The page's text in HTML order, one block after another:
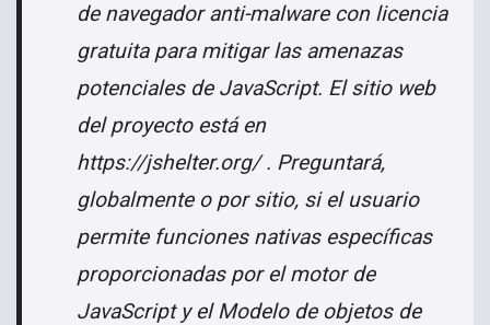
de navegador anti-malware con licencia
gratuita para mitigar las amenazas
potenciales de JavaScript. El sitio web
del proyecto está en
https://jshelter.org/ . Preguntará,
globalmente o por sitio, si el usuario
permite funciones nativas específicas
proporcionadas por el motor de
JavaScript y el Modelo de objetos de